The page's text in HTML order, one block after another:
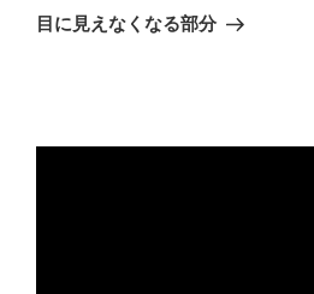
ゲ
ン
の
目に見えなくなる部分